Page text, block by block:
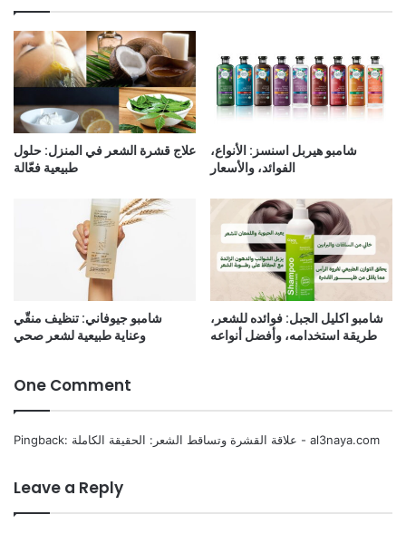
علاج قشرة الشعر في المنزل: حلول
طبيعية فعّالة
شامبو هيربل اسنسز: الأنواع،
الفوائد، والأسعار
شامبو جيوفاني: تنظيف منقّي
وعناية طبيعية لشعر صحي
شامبو اكليل الجبل: فوائده للشعر،
طريقة استخدامه، وأفضل أنواعه
One Comment
Pingback: علاقة القشرة وتساقط الشعر: الحقيقة الكاملة - al3naya.com
Leave a Reply